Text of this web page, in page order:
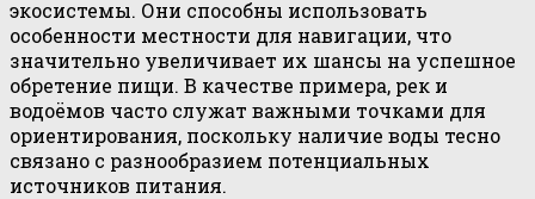
экосистемы. Они способны использовать
особенности местности для навигации, что
значительно увеличивает их шансы на успешное
обретение пищи. В качестве примера, рек и
водоёмов часто служат важными точками для
ориентирования, поскольку наличие воды тесно
связано с разнообразием потенциальных
источников питания.